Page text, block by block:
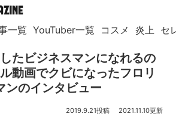
一覧 YouTuber一覧 コスメ 炎上 セ
たビジネスマンになれるの
動画でクビになったフロリ
ンのインタビュー
2019.9.21 2021.11.10